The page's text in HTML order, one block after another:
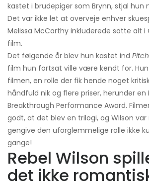
kastet i brudepiger som Brynn, stjal
Det var ikke let at overveje enhver
Melissa McCarthy inkluderede satte alt
film.
Det følgende år blev hun kastet ind
film hun fortsat ville være kendt for. Hun
filmen, en rolle der fik hende noget
håndfuld nik og flere priser, herunder en
Breakthrough Performance Award.
godt, at det blev en trilogi, og Wilson
gengive den uforglemmelige rolle ikke
gange!
Rebel Wilson
det ikke